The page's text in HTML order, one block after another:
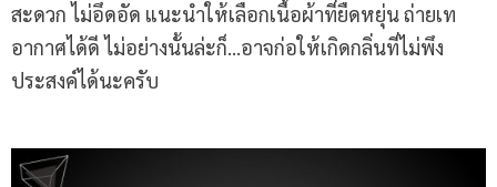
สะดวก ไม่อึดอัด แนะนำให้เลือกเนื้อผ้าที่ยืดหยุ่น ถ่ายเท
อากาศได้ดี ไม่อย่างนั้นล่ะก็…อาจก่อให้เกิดกลิ่นที่ไม่พึง
ประสงค์ได้นะครับ